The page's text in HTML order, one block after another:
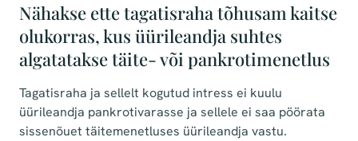
Nähakse ette tagatisraha tõhusam kaitse
olukorras, kus üürileandja suhtes
algatatakse täite- või pankrotimenetlus
Tagatisraha ja sellelt kogutud intress ei kuulu
üürileandja pankrotivarasse ja sellele ei saa pöörata
sissenõuet täitemenetluses üürileandja vastu.